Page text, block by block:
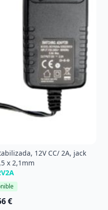
12V CC/ 2A, jack
x 2,1mm
€